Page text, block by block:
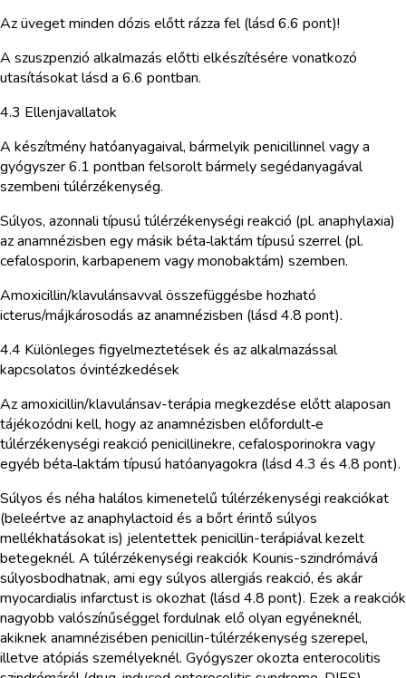
Az üveget minden dózis előtt rázza fel (lásd 6.6 pont)!
A szuszpenzió alkalmazás előtti elkészítésére vonatkozó
utasításokat lásd a 6.6 pontban.
4.3 Ellenjavallatok
A készítmény hatóanyagaival, bármelyik penicillinnel vagy a
gyógyszer 6.1 pontban felsorolt bármely segédanyagával
szembeni túlérzékenység.
Súlyos, azonnali típusú túlérzékenységi reakció (pl. anaphylaxia)
az anamnézisben egy másik béta‑laktám típusú szerrel (pl.
cefalosporin, karbapenem vagy monobaktám) szemben.
Amoxicillin/klavulánsavval összefüggésbe hozható
icterus/májkárosodás az anamnézisben (lásd 4.8 pont).
4.4 Különleges figyelmeztetések és az alkalmazással
kapcsolatos óvintézkedések
Az amoxicillin/klavulánsav-terápia megkezdése előtt alaposan
tájékozódni kell, hogy az anamnézisben előfordult‑e
túlérzékenységi reakció penicillinekre, cefalosporinokra vagy
egyéb béta‑laktám típusú hatóanyagokra (lásd 4.3 és 4.8 pont).
Súlyos és néha halálos kimenetelű túlérzékenységi reakciókat
(beleértve az anaphylactoid és a bőrt érintő súlyos
mellékhatásokat is) jelentettek penicillin-terápiával kezelt
betegeknél. A túlérzékenységi reakciók Kounis-szindrómává
súlyosbodhatnak, ami egy súlyos allergiás reakció, és akár
myocardialis infarctust is okozhat (lásd 4.8 pont). Ezek a reakciók
nagyobb valószínűséggel fordulnak elő olyan egyéneknél,
akiknek anamnézisében penicillin-túlérzékenység szerepel,
illetve atópiás személyeknél. Gyógyszer okozta enterocolitis